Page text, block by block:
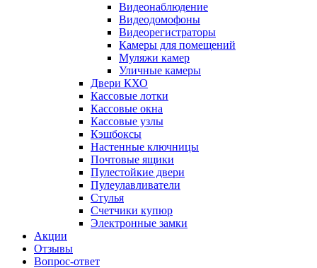
Видеонаблюдение
Видеодомофоны
Видеорегистраторы
Камеры для помещений
Муляжи камер
Уличные камеры
Двери КХО
Кассовые лотки
Кассовые окна
Кассовые узлы
Кэшбоксы
Настенные ключницы
Почтовые ящики
Пулестойкие двери
Пулеулавливатели
Стулья
Счетчики купюр
Электронные замки
Акции
Отзывы
Вопрос-ответ